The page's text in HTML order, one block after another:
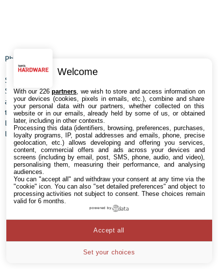
Photo Station
Site sensé représenter le savoir-faire des boutiques Photo
Station, les services proposés ne sont pas à la hauteur des
attentes du consommateur, et surtout en ce qui concerne les
tirage standards, ce qui est, d'habitude, le minimum requis de
la part d'un laboratoire photo. Heureusement que le
laboratoire est plus soigneux sur les agrandissements.
Les plus
Les moins
Welcome
With our 226partners , we wish to store and access information on
your devices (cookies, pixels in emails, etc.), combine and share
your personal data with our partners, whether collected on this
website or in our emails, already held by some of us, or obtained
later, including in other contexts.
Processing this data (identifiers, browsing, preferences, purchases,
loyalty programs, IP, postal addresses and emails, phone, precise
geolocation, etc.) allows developing and offering you services,
content, commercial offers and ads across your devices and
screens (including by email, post, SMS, phone, audio, and video),
personalising them, measuring their performance, and analysing
audiences.
You can "accept all" and withdraw your consent at any time via the
"cookie" icon. You can also "set detailed preferences" and object to
processing activities not subject to consent. These choices remain
valid for 6 months.
powered by
Set your choices
Accept all